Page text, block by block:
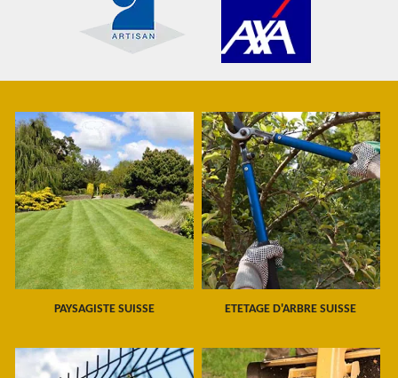
PAYSAGISTE SUISSE ETETAGE D'ARBRE SUISSE